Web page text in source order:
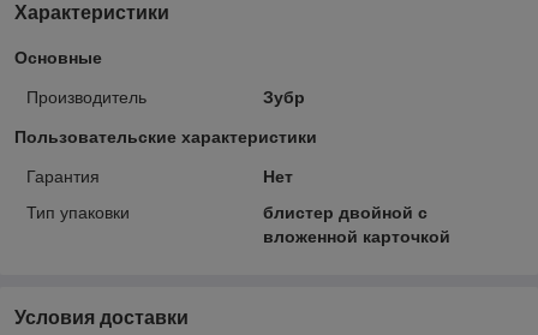
Характеристики
Основные
Производитель Зубр
Пользовательские характеристики
Гарантия
Нет
Тип упаковки
блистер двойной с
вложенной карточкой
Условия доставки